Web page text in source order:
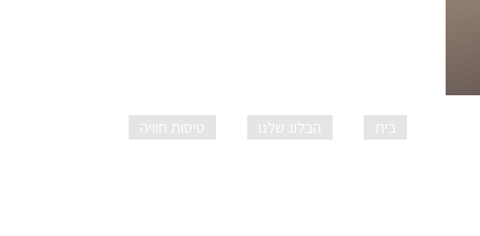
בית הבלוג שלנו טיסות חוויה